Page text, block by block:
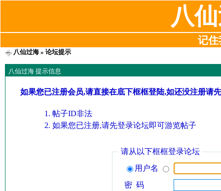
八
记住
八仙过海» 论坛提示
八仙过海 提示信息
如果您已注册会员,请直接在底下框框登陆,如还没注册请
帖子ID非法
如果您已注册,请先登录论坛即可游览帖子
请从以下框框登录论坛
用户名
密 码